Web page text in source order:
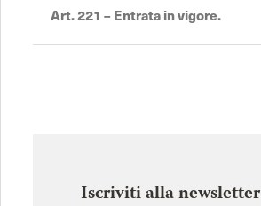
Art. 221 – Entrata in vigore.
Iscriviti alla newsletter